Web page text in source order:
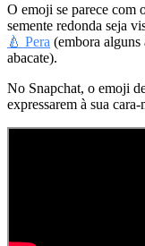
O emoji se parece com
semente redonda seja
🍐 Pera (embora
abacate).
No Snapchat, o emoji
expressarem à sua cara-